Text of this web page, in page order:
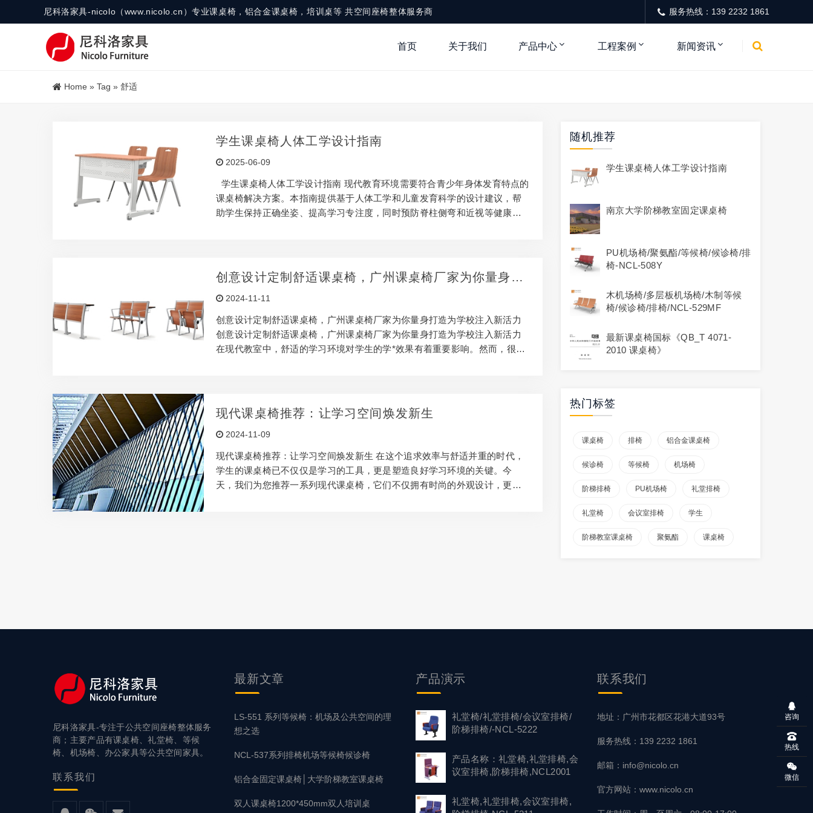
尼科洛家具-nicolo（www.nicolo.cn）专业课桌椅，铝合金课桌椅，培训桌等 共空间座椅整体服务商 服务热线：139 2232 1861
首页 关于我们 产品中心 工程案例 新闻资讯
Home » Tag » 舒适
学生课桌椅人体工学设计指南
2025-06-09
学生课桌椅人体工学设计指南 现代教育环境需要符合青少年身体发育特点的
课桌椅解决方案。本指南提供基于人体工学和儿童发育科学的设计建议，帮
助学生保持正确坐姿、提高学习专注度，同时预防脊柱侧弯和近视等健康问
保持脊柱自然曲线。腰椎支撑高度应在30-45cm范围内可调，适配不同身高学
生。 同步调节机制 桌椅联动调节系统，确保桌面高度与座高始终保持黄金比
例。桌面倾斜角度应支持0-20…
创意设计定制舒适课桌椅，广州课桌椅厂家为你量身打
造为学校注入新活力
2024-11-11
创意设计定制舒适课桌椅，广州课桌椅厂家为你量身打造为学校注入新活力
创意设计定制舒适课桌椅，广州课桌椅厂家为你量身打造为学校注入新活力
在现代教室中，舒适的学习环境对学生的学*效果有着重要影响。然而，很多
识，在设计定制舒适课桌椅方面表现出色。他们深入了解学生的身体特点和
学*需求，结合人体工学原理，设计出符合人体工程学要求的课桌椅，有效提
高学生的舒适度和学*效果。 其次，广州课桌椅厂家提供多样化的创意设…
现代课桌椅推荐：让学习空间焕发新生
2024-11-09
现代课桌椅推荐：让学习空间焕发新生 在这个追求效率与舒适并重的时代，
学生的课桌椅已不仅仅是学习的工具，更是塑造良好学习环境的关键。今
天，我们为您推荐一系列现代课桌椅，它们不仅拥有时尚的外观设计，更注
随机推荐
学生课桌椅人体工学设计指南
南京大学阶梯教室固定课桌椅
PU机场椅/聚氨酯/等候椅/候诊椅/排
椅-NCL-508Y
木机场椅/多层板机场椅/木制等候
椅/候诊椅/排椅/NCL-529MF
最新课桌椅国标《QB_T 4071-
2010 课桌椅》
热门标签
课桌椅 排椅 铝合金课桌椅
候诊椅 等候椅 机场椅
阶梯排椅 PU机场椅 礼堂排椅
礼堂椅 会议室排椅 学生
阶梯教室课桌椅 聚氨酯 课桌椅
尼科洛家具-专注于公共空间座椅整体服务
商；主要产品有课桌椅、礼堂椅、等候
椅、机场椅、办公家具等公共空间家具。
联系我们
最新文章
LS-551 系列等候椅：机场及公共空间的理
想之选
NCL-537系列排椅机场等候椅候诊椅
铝合金固定课桌椅│大学阶梯教室课桌椅
双人课桌椅1200*450mm双人培训桌
产品演示
礼堂椅/礼堂排椅/会议室排椅/
阶梯排椅/-NCL-5222
产品名称：礼堂椅,礼堂排椅,会
议室排椅,阶梯排椅,NCL2001
礼堂椅,礼堂排椅,会议室排椅,
联系我们
地址：广州市花都区花港大道93号
服务热线：139 2232 1861
邮箱：info@nicolo.cn
官方网站：www.nicolo.cn
咨询
热线
微信